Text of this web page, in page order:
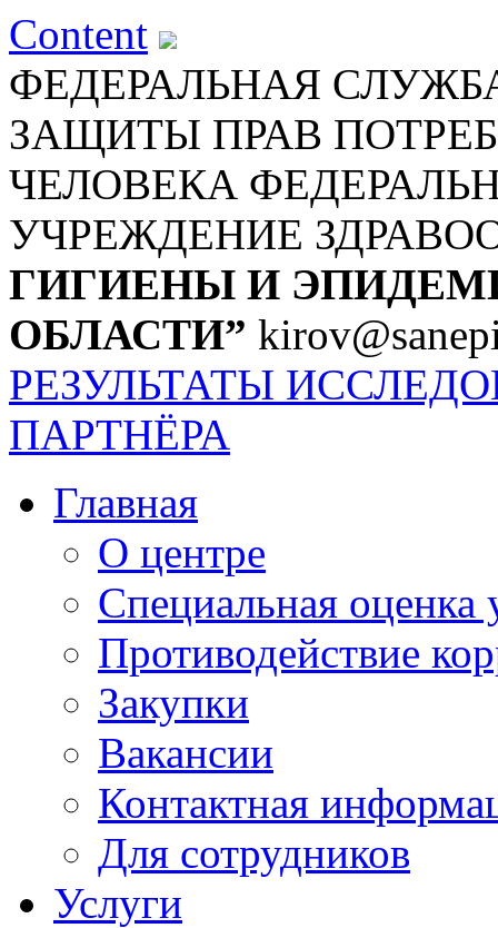
Content
ФЕДЕРАЛЬНАЯ
ЗАЩИТЫ ПРАВ
ЧЕЛОВЕКА
УЧРЕЖДЕНИЕ
ГИГИЕНЫ И
ОБЛАСТИ”
РЕЗУЛЬТАТЫ
ПАРТНЁРА
Главная
О центре
Специальная оценка
Противодействие
Закупки
Вакансии
Контактная
Для сотрудников
Услуги